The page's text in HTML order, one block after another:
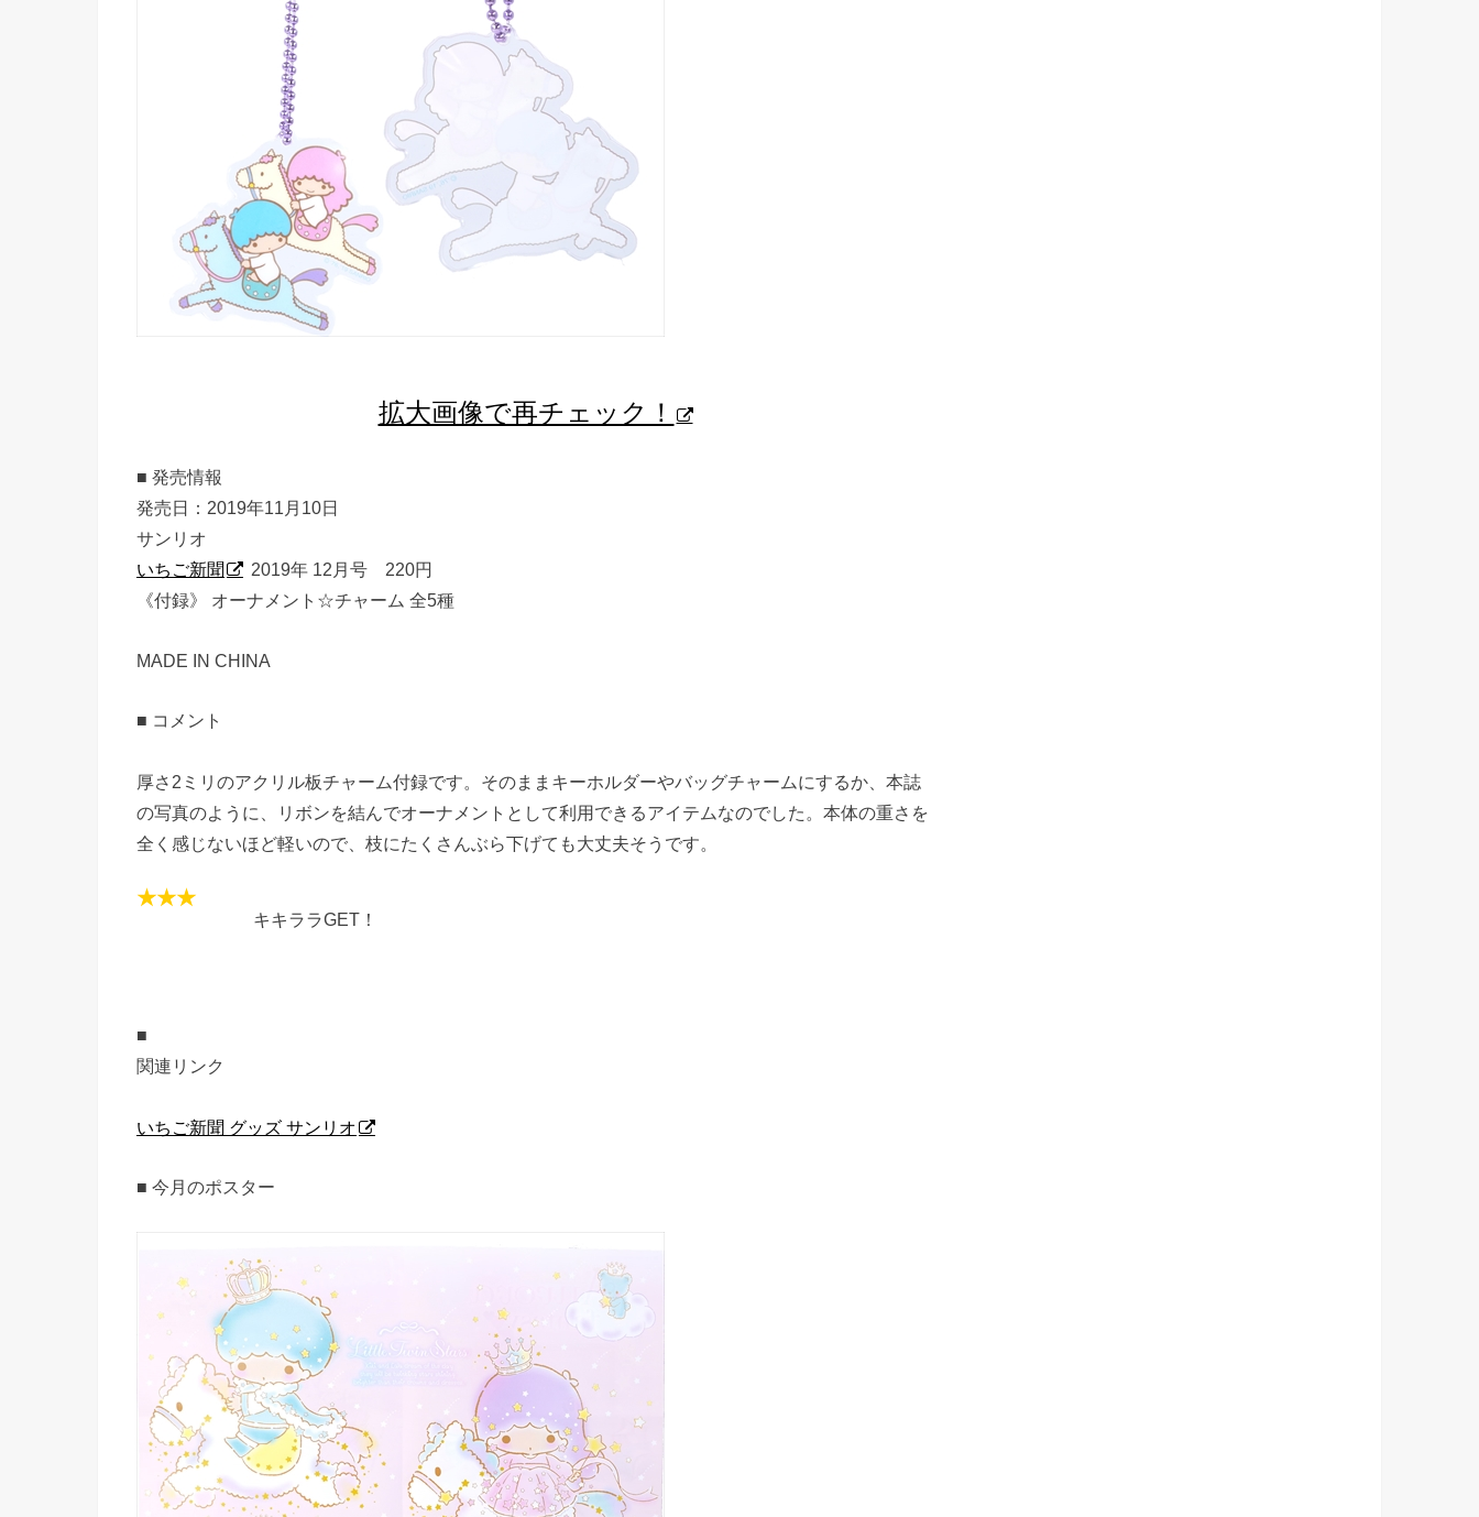
拡大画像で再チェック！
■ 発売情報
発売日：2019年11月10日
サンリオ
いちご新聞
2019年 12月号 220円
《付録》 オーナメント☆チャーム 全5種
MADE IN CHINA
■ コメント
厚さ2ミリのアクリル板チャーム付録です。そのままキーホルダーやバッグチャームにするか、本誌
の写真のように、リボンを結んでオーナメントとして利用できるアイテムなのでした。本体の重さを
全く感じないほど軽いので、枝にたくさんぶら下げても大丈夫そうです。
キキララGET！
■
関連リンク
いちご新聞 グッズ サンリオ
■ 今月のポスター